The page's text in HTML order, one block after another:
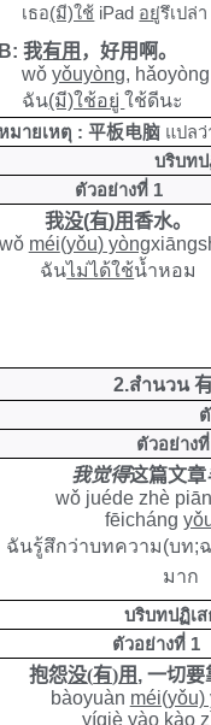
เธอ(มี)ใช้ iPad อยู่รึเปล่
B:我有用 ，好用啊。
wǒyǒuyòng,
ฉัน(มี)ใช้อยู่ใช้ดีนะ
มายเหตุ :平板电脑 แปลว่
บริบท
ตัวอย่างที่ 1
我没(有)用香水。
wǒ méi(yǒu)yòng
ฉันไม่ได้ใช้น้ำหอม
2.สำนวน
ตัวอย่าง
我觉得这篇文章
wǒ juéde zhè
fēicháng
ฉันรู้สึกว่าบทความ(บท;
มาก
บริบทปฏิเ
ตัวอย่างที่ 1
抱怨没(有)用 ,一切要
bàoyuàn méi(yǒu)
yíqiè yào kào